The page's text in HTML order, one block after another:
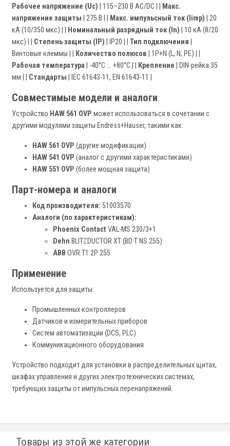
Рабочее напряжение (Uc) | 115–230 В AC/DC | |
Макс.
напряжение защиты | 275 В | | Макс. импульсный ток (Iimp) | 20
кА (10/350 мкс) | |
Номинальный разрядный ток (In) | 10 кА (8/20
мкс) | | Степень защиты (IP) | IP20 | | Тип подключения
Винтовые клеммы | |
Количество полюсов | 1P+N (L, N, PE) | |
Рабочая температура | -40°C ... +80°C | | Крепление | DIN-рейка 35
мм | | Стандарты | IEC 61643-11, EN 61643-11 |
Совместимые модели и аналоги
Устройство HAW 561 OVP может использоваться в сочетании с
другими модулями защиты Endress+Hauser, такими как:
HAW 561 OVP (другие модификации)
HAW 541 OVP (аналог с другими характеристиками)
HAW 551 OVP (более мощная защита)
Парт-номера и аналоги
Код производителя: 51003570
Аналоги (по характеристикам):
Phoenix Contact VAL-MS 230/3+1
Dehn BLITZDUCTOR XT (BD T NS 255)
ABB OVR T1 2P 255
Применение
Используется для защиты:
Промышленных контроллеров
Датчиков и измерительных приборов
Систем автоматизации (DCS, PLC)
Коммуникационного оборудования
Устройство подходит для установки в распределительных щитах,
шкафах управления и других электротехнических системах,
требующих защиты от импульсных перенапряжений.
Товары из этой же категории